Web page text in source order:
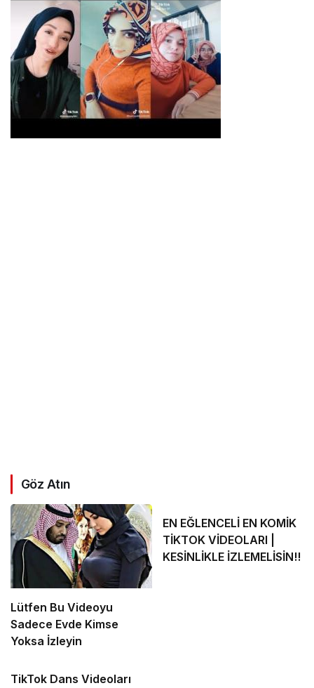
Göz Atın
Lütfen Bu Videoyu
Sadece Evde Kimse
Yoksa İzleyin
EN EĞLENCELİ EN KOMİK
TİKTOK VİDEOLARI |
KESİNLİKLE İZLEMELİSİN!!
TikTok Dans Videoları